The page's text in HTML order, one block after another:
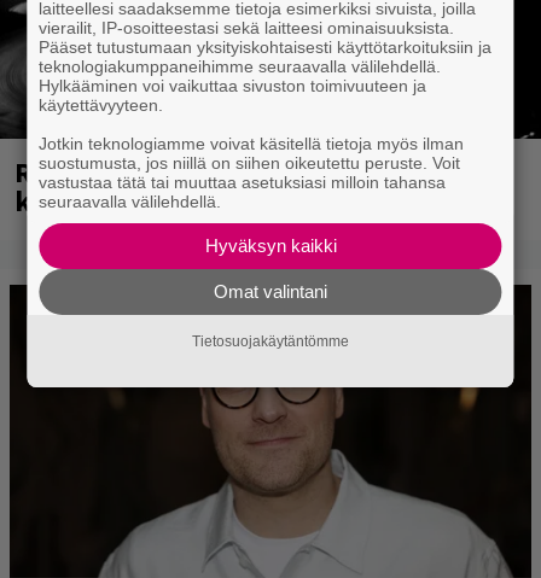
Rushin Neail Peartista ilmestyy ensi
kuussa dokumentti
laitteellesi saadaksemme tietoja esimerkiksi sivuista, joilla
vierailit, IP-osoitteestasi sekä laitteesi ominaisuuksista.
Pääset tutustumaan yksityiskohtaisesti käyttötarkoituksiin ja
teknologiakumppaneihimme seuraavalla välilehdellä.
Hylkääminen voi vaikuttaa sivuston toimivuuteen ja
käytettävyyteen.
Jotkin teknologiamme voivat käsitellä tietoja myös ilman
suostumusta, jos niillä on siihen oikeutettu peruste. Voit
vastustaa tätä tai muuttaa asetuksiasi milloin tahansa
seuraavalla välilehdellä.
Hyväksyn kaikki
Omat valintani
Tietosuojakäytäntömme